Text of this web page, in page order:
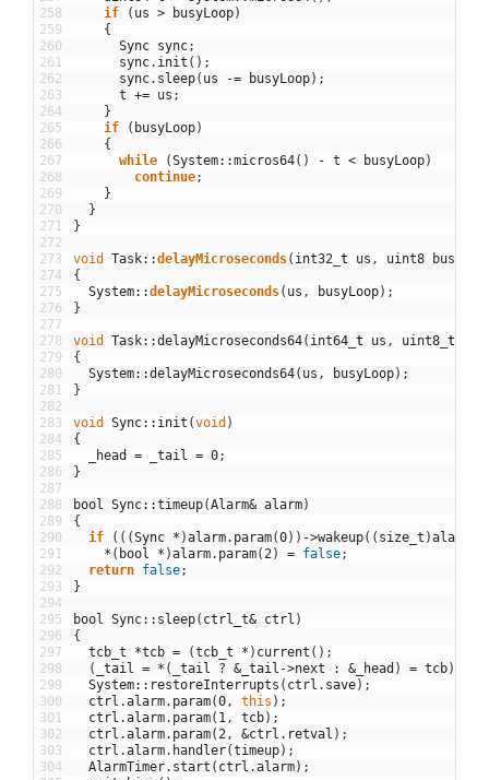
258
259
260
261
262
263
264
265
266
267
268
269
270
271
272
273
274
275
276
277
278
279
280
281
282
283
284
285
286
287
288
289
290
291
292
293
294
295
296
297
298
299
300
301
302
303
304
if
( us > busyLoop)
{
Sync sync;
sync. init ( ) ;
sync. sleep( us -= busyLoop) ;
t += us ;
}
if
( busyLoop)
{
while
(System::micros64( ) - t < busyLoop)
continue;
}
}
}
void Task::delayMicroseconds( int32 t us , uint8
{
System::delayMicroseconds( us , busyLoop) ;
}
void Task::delayMicroseconds64( int64 t us , uint8 t
{
System::delayMicroseconds64( us , busyLoop) ;
}
void Sync:: init (void )
{
_head
= _tail = 0;
}
bool Sync::timeup(Alarm& alarm)
{
if
( ( (Sync * )alarm. param(0) ) ->wakeup( ( size_t )alarm
* ( bool * )alarm. param(2) = false;
return false;
}
bool Sync:: sleep( ctrl_t& ctrl )
{
tcb_t
*tcb = (tcb_t * ) current ( ) ;
(
_tail = * ( _tail ? & _tail ->next : & _head ) = tcb)
System:: restoreInterrupts ( ctrl . save) ;
ctrl .alarm. param(0, this ) ;
ctrl .alarm. param( 1, tcb) ;
ctrl .alarm. param(2, &ctrl . retval ) ;
ctrl .alarm. handler(timeup) ;
AlarmTimer. start ( ctrl .alarm) ;